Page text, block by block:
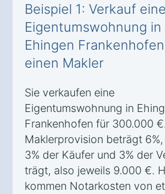
Beispiel 1: Verkauf
Eigentumswohnung in
Ehingen
einen Makler
Sie verkaufen eine
Eigentumswohnung in
Frankenhofen für 300.000
Maklerprovision beträgt
3% der Käufer und 3% der
trägt, also jeweils 9.000 €.
kommen Notarkosten von